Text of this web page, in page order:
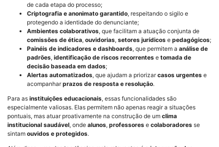
de cada etapa do processo;
Criptografia e anonimato garantido, respeitando o sigilo e
protegendo a identidade do denunciante;
Ambientes colaborativos, que facilitam a atuação conjunta de
comissões de ética, ouvidorias, setores jurídicos e pedagógicos;
Painéis de indicadores e dashboards, que permitem a análise de
padrões, identificação de riscos recorrentes e tomada de
decisão baseada em dados;
Alertas automatizados, que ajudam a priorizarcasos urgentes e
acompanharprazos de resposta e resolução.
Para as instituições educacionais, essas funcionalidades são
especialmente valiosas. Elas permitem não apenas reagir a situações
pontuais, mas atuar proativamente na construção de um clima
institucional saudável, onde alunos, professores e colaboradores se
sintam ouvidos e protegidos.